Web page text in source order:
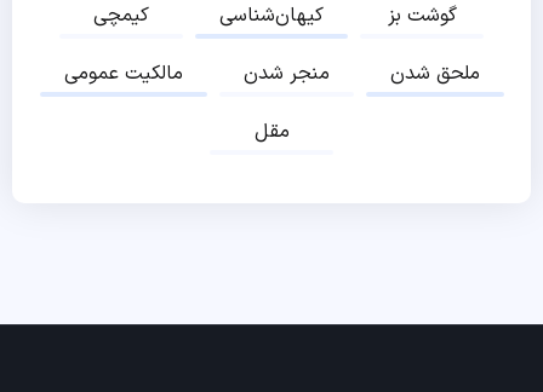
کیمچی
کیهان‌شناسی
گوشت بز
مالکیت عمومی
منجر شدن
ملحق شدن
مقل